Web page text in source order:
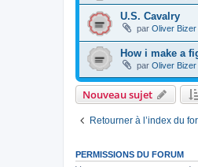
U.S. Cavalry
par Oliver Bizer
How i make a
par Oliver Bizer
Nouveau sujet
Retourner à l’index du
PERMISSIONS DU FORUM